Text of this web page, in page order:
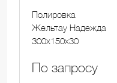
Полировка
Жельтау Надежда
300x150x30
По запросу